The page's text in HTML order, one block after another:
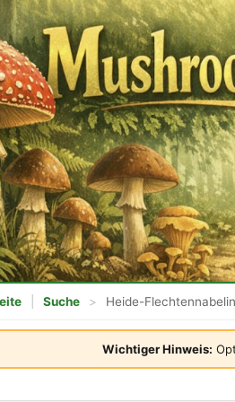
Suche > Heide-
Wichtiger Hinweis: